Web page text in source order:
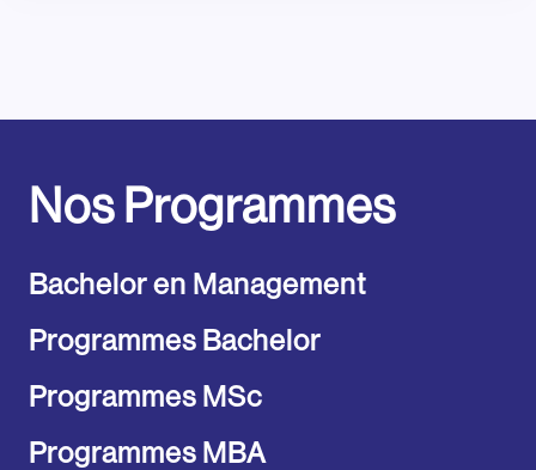
Nos Programmes
Bachelor en Management
Programmes Bachelor
Programmes MSc
Programmes MBA